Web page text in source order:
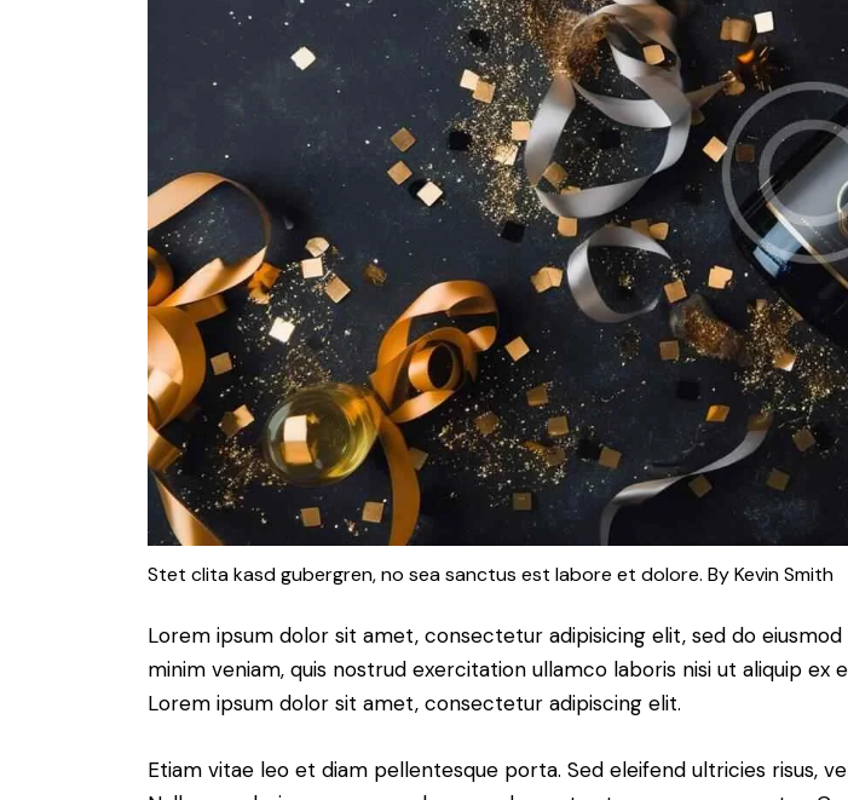
Stet clita kasd gubergren, no sea sanctus est labore et dolore. ByKevin Smith
Lorem ipsum dolor sit amet, consectetur adipisicing elit, sed do
minim veniam, quis nostrud exercitation ullamco laboris nisi ut aliquip
Lorem ipsum dolor sit amet, consectetur adipiscing elit.
Etiam vitae leo et diam pellentesque porta. Sed eleifend ultricies risus,